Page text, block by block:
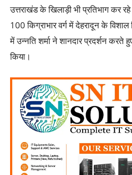
उत्तराखंड के खिलाड़ी भी प्रतिभाग कर
100 किग्राभार वर्ग में देहरादून के विशाल
में उन्नति शर्मा ने शानदार प्रदर्शन करते
किया।